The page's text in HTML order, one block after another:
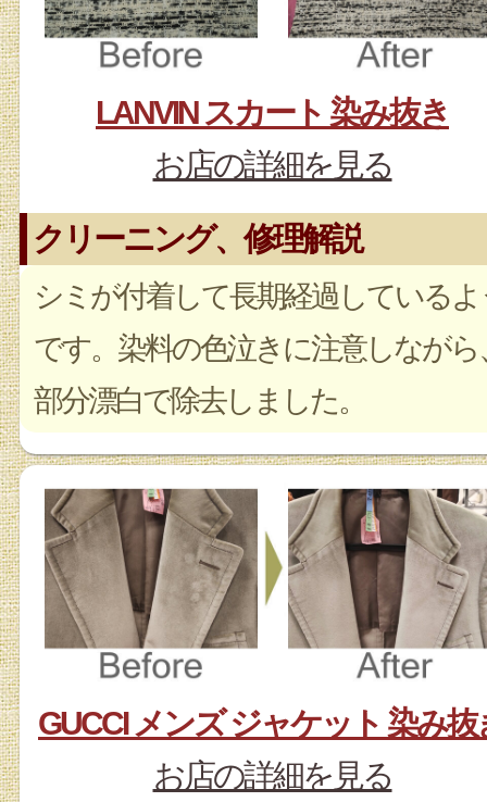
LANVIN スカート 染み抜き
お店の詳細を見る
クリーニング、修理解説
シミが付着して長期経過しているよ
です。染料の色泣きに注意しながら
部分漂白で除去しました。
GUCCI メンズ ジャケット 染み抜
お店の詳細を見る